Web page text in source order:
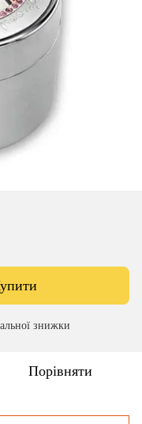
знижки
Порівняти